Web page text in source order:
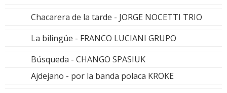
Chacarera de la tarde - JORGE NOCETTI TRIO
La bilingüe - FRANCO LUCIANI GRUPO
Búsqueda - CHANGO SPASIUK
Ajdejano - por la banda polaca KROKE